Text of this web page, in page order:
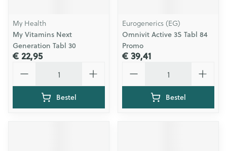
My Health
My Vitamins Next
Generation Tabl 30
€ 22,95
Bestel
Eurogenerics (EG)
Omnivit Active 3S Tabl 84
Promo
€ 39,41
Bestel